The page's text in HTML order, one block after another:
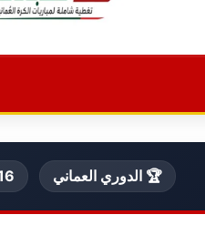
🏆 الدوري العماني